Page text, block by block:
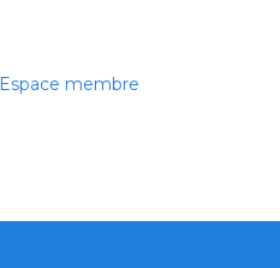
Espace membre